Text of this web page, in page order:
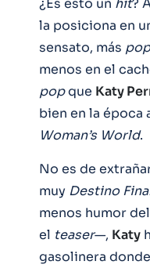
¿Es esto un hit?
la posiciona en
sensato, más
menos en el
popque Katy
bien en la época
Woman’s World.
No es de
muy Destino
menos humor
el teaser—, Katy
gasolinera